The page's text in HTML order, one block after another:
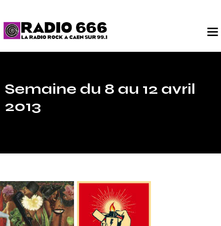
Semaine du 8 au 12 avril
2013